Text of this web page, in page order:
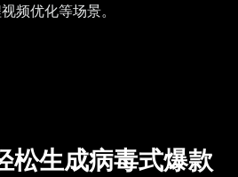
频优化等场景。
松生成病毒式爆款